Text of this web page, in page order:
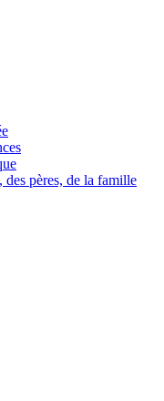
des pères, de la famille